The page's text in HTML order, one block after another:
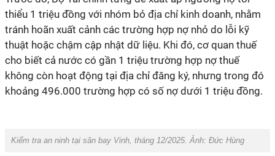
thiểu 1 triệu đồng với nhóm bỏ địa chỉ kinh doanh, nhằm
tránh hoãn xuất cảnh các trường hợp nợ nhỏ do lỗi kỹ
thuật hoặc chậm cập nhật dữ liệu. Khi đó, cơ quan thuế
cho biết cả nước có gần 1 triệu trường hợp nợ thuế
không còn hoạt động tại địa chỉ đăng ký, nhưng trong đó
khoảng 496.000 trường hợp có số nợ dưới 1 triệu đồng.
Kiểm tra an ninh tại sân bay Vinh, tháng 12/2025. Ảnh: Đức Hùng